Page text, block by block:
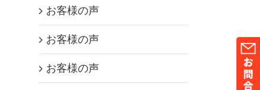
お客様の声
お客様の声
お客様の声